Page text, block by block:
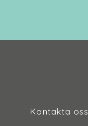
Kontakta oss